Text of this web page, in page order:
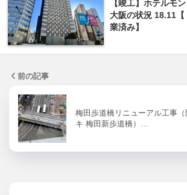
【竣工】ホテルモ
大阪の状況 18.11
業済み】
前の記事
梅田歩道橋リニューアル工事
キ 梅田新歩道橋）…